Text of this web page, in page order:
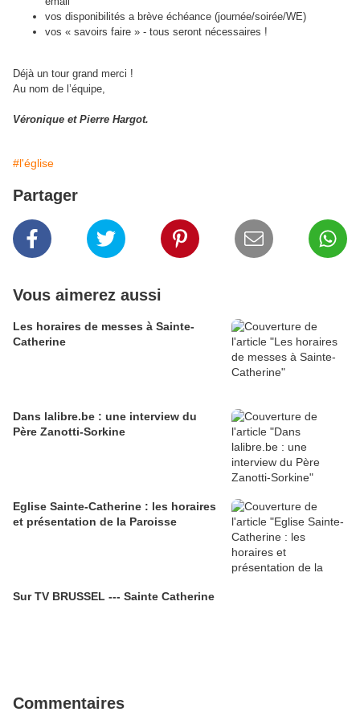
vos disponibilités a brève échéance (journée/soirée/WE)
vos « savoirs faire » - tous seront nécessaires !
Déjà un tour grand merci !
Au nom de l’équipe,
Véronique et Pierre Hargot.
#l'église
Partager
Vous aimerez aussi
Les horaires de messes à Sainte-
Catherine
Dans lalibre.be : une interview du
Père Zanotti-Sorkine
Eglise Sainte-Catherine : les horaires
et présentation de la Paroisse
Sur TV BRUSSEL --- Sainte Catherine
Commentaires